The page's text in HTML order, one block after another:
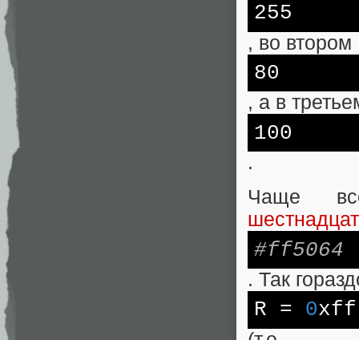
255
, во втором
80
, а в
100
.
Чаще
#ff5064
. Так
R = 0xff